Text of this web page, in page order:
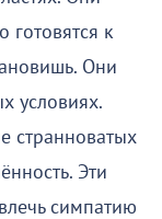
готовятся к
Они
условиях.
странноватых
Эти
симпатию